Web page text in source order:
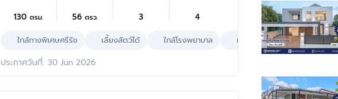
130ตรม. 56 ตรว. 3 4
ใกล้ทางพิเศษศรีรัช เลี้ยงสัตว์ได้ ใกล้โรงพยาบาล ผลรวมบ้านเลขที่ 2 ใก
ประกาศวันที่: 30 Jun 2026